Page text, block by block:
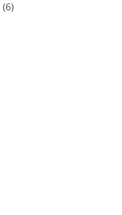
(6)